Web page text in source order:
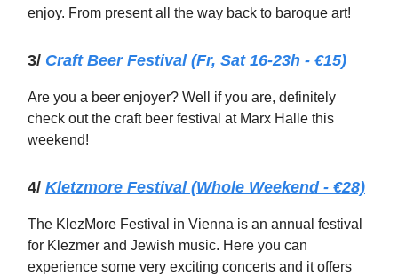
enjoy. From present all the way back to baroque art!
3/ Craft Beer Festival (Fr, Sat 16-23h - €15)
Are you a beer enjoyer? Well if you are, definitely
check out the craft beer festival at Marx Halle this
weekend!
4/ Kletzmore Festival (Whole Weekend - €28)
The KlezMore Festival in Vienna is an annual festival
for Klezmer and Jewish music. Here you can
experience some very exciting concerts and it offers